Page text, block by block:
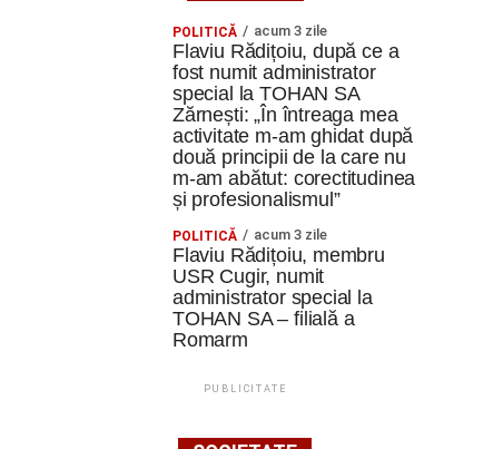
POLITICĂ acum 3 zile
Flaviu Rădițoiu, după ce a
fost numit administrator
special la TOHAN SA
Zărnești: „În întreaga mea
activitate m-am ghidat după
două principii de la care nu
m-am abătut: corectitudinea
și profesionalismul”
POLITICĂ acum 3 zile
Flaviu Rădițoiu, membru
USR Cugir, numit
administrator special la
TOHAN SA – filială a
Romarm
PUBLICITATE